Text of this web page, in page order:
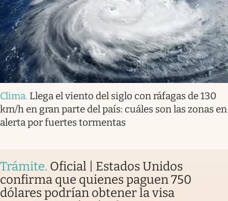
Clima. Llega el viento del siglo con ráfagas de 130
km/h en gran parte del país: cuáles son las zonas en
alerta por fuertes tormentas
Trámite. Oficial | Estados Unidos
confirma que quienes paguen 750
dólares podrían obtener la visa